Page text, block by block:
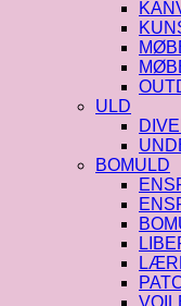
ULD
BOMULD